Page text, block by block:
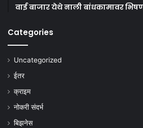
वाई बाजार येथे नाली बांधकामावर
Categories
Uncategorized
ईतर
क्राइम
नोकरी संदर्भ
बिझनेस